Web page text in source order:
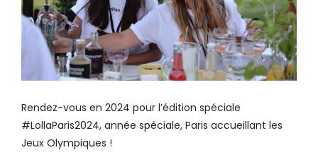
Rendez-vous en 2024 pour l’édition spéciale
#LollaParis2024, année spéciale, Paris accueillant les
Jeux Olympiques !